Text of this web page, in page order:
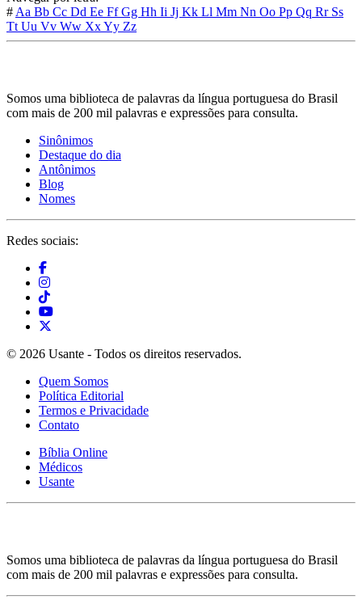
# Aa Bb Cc Dd Ee FfGg Hh Ii Jj Kk Ll Mm Nn Oo Pp Qq Rr Ss
Tt Uu Vv Ww XxYy Zz
Somos uma biblioteca de palavras da língua portuguesa do Brasil
com mais de 200 mil palavras e expressões para consulta.
Sinônimos
Destaque do dia
Antônimos
Blog
Nomes
Redes sociais:
© 2026 Usante - Todos os direitos reservados.
Quem Somos
Política Editorial
Termos e Privacidade
Contato
Bíblia Online
Médicos
Usante
Somos uma biblioteca de palavras da língua portuguesa do Brasil
com mais de 200 mil palavras e expressões para consulta.